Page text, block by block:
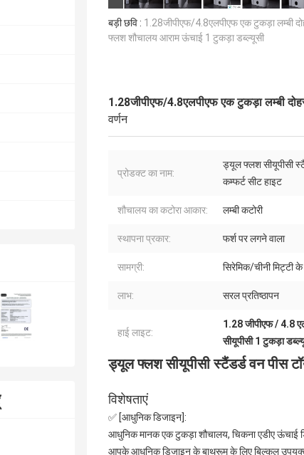
बड़ी छवि : 1.28जीपीएफ/4.8एलपीएफ एक टुकड़ा लम्बी
फ्लश शौचालय आराम ऊंचाई 1 टुकड़ा डब्ल्यूसी
1.28जीपीएफ/4.8एलपीएफ एक टुकड़ा लम्बी
वर्णन
प्रोडक्ट का नाम:
ड्यूल फ्लश सीयूपीसी
कम्फर्ट सीट हाइट
शौचालय का कटोरा आकार: लम्बी कटोरी
स्थापना प्रकार: फर्श पर लगने वाला
सामग्री: सिरेमिक/चीनी मिट्टी
लाभ: सरल प्रतिष्ठापन
हाई लाइट:
1.28 जीपीएफ / 4.8
सीयूपीसी 1 टुकड़ा
ड्यूल फ्लश सीयूपीसी स्टैंडर्ड वन पीस
विशेषताएं
✅ [आधुनिक डिजाइन]:
आधुनिक मानक एक टुकड़ा शौचालय, चिकना एडीए ऊंचाई
आपके आधुनिक डिजाइन के बाथरूम के लिए बिल्कुल